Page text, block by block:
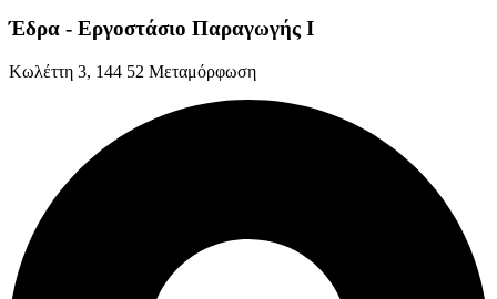
Έδρα - Εργοστάσιο Παραγωγής Ι
Kωλέττη 3, 144 52 Μεταμόρφωση